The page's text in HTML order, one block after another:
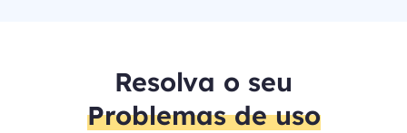
Resolva o seu
Problemas de uso